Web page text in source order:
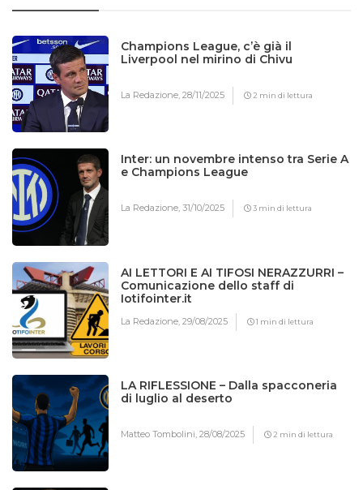
Champions League, c’è già il
Liverpool nel mirino di Chivu
La Redazione,28/11/2025 2 min di lettura
Inter: un novembre intenso tra Serie A
e Champions League
La Redazione,31/10/2025 3 min di lettura
AI LETTORI E AI TIFOSI NERAZZURRI –
Comunicazione dello staff di
Iotifointer.it
La Redazione,29/08/2025 1 min di lettura
LA RIFLESSIONE – Dalla spacconeria
di luglio al deserto
Matteo Tombolini,28/08/2025 2 min di lettura